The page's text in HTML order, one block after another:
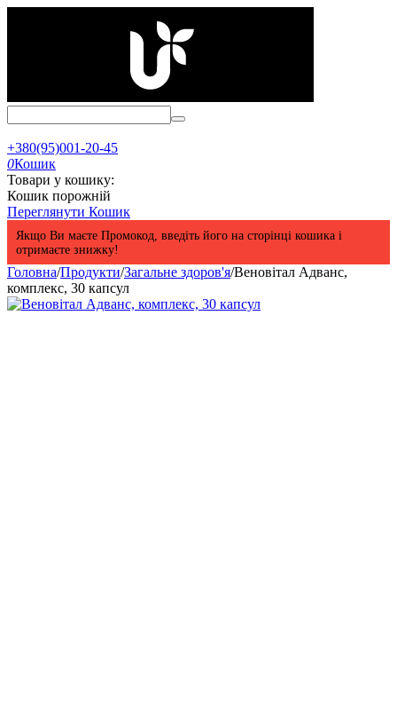
+380(95)001-20-45
0Кошик
Товари у кошику:
Кошик порожній
Переглянути Кошик
Якщо Ви маєте Промокод, введіть його на сторінці кошика і
отримаєте знижку!
Головна/Продукти/Загальне здоров'я/Веновітал Адванс,
комплекс, 30 капсул